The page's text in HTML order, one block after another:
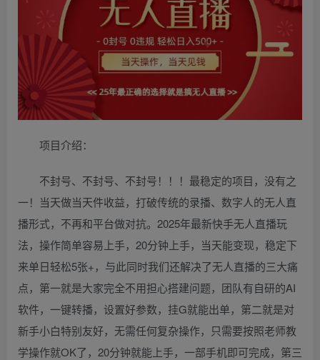
项目介绍：
不封号、不封号、不封号！！！最稳定的项目，没有之
一！当天做当天件收益，打破传统的录播、数字人的无人直
播形式，不再和平台做对抗。2025年最新快手无人直播玩
法，操作简单容易上手，20分钟上手，当天能变现，稳定下
来单日轻松5张+，与此同时我们还解决了无人直播的三大痛
点，第一就是大家完全不用担心搭建问题，团队有自研的AI
软件，一键转播，设置好参数，挂G就能出单，第二就是对
新手小白特别友好，无需任何复杂操作，只需要按照老师教
学操作就OK了，20分钟就能上手，一部手机即可完成，第三